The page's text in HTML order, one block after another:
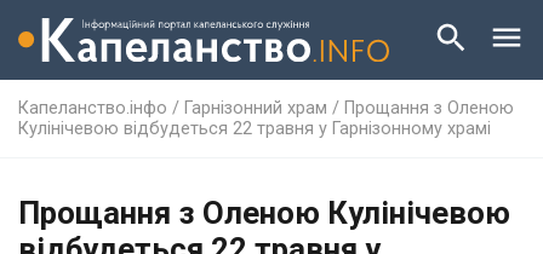
Капеланство.інфо / Гарнізонний храм / Прощання з Оленою
Кулінічевою відбудеться 22 травня у Гарнізонному храмі
Прощання з Оленою Кулінічевою